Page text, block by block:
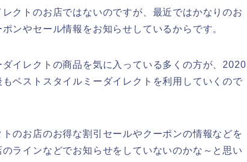
クトのお店ではないのですが、最近ではかなりのお
ンやセール情報をお知らせしているからです。
イレクトの商品を気に入っている多くの方が、2020
ベストスタイルミーダイレクトを利用していくので
のお店のお得な割引セールやクーポンの情報などを
ラインなどでお知らせをしていないのかな～と思い